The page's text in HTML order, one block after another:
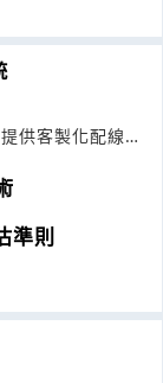
供客製化配線與
準則